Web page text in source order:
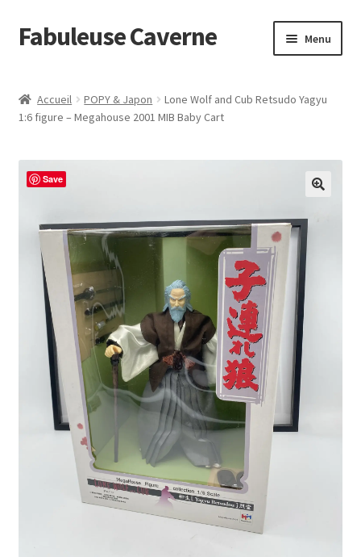
Aller
à
navigation
Aller
au
Fabuleuse Caverne Menu
En boutique
menu
enfant
Superflat Museum Murakami
Accueil POPY & Japon
Lone Wolf and Cub Retsudo Yagyu
1:6 figure – Megahouse 2001 MIB Baby Cart
Save